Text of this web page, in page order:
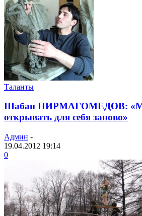
Таланты
Шабан ПИРМАГОМЕДОВ:
открывать для себя заново»
Админ -
19.04.2012 19:14
0